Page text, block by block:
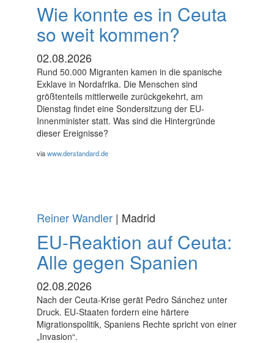
Wie konnte es in Ceuta
so weit kommen?
02.08.2026
Rund 50.000 Migranten kamen in die spanische
Exklave in Nordafrika. Die Menschen sind
größtenteils mittlerweile zurückgekehrt, am
Dienstag findet eine Sondersitzung der EU-
Innenminister statt. Was sind die Hintergründe
dieser Ereignisse?
viawww.derstandard.de
Reiner Wandler | Madrid
EU-Reaktion auf Ceuta:
Alle gegen Spanien
02.08.2026
Nach der Ceuta-Krise gerät Pedro Sánchez unter
Druck. EU-Staaten fordern eine härtere
Migrationspolitik, Spaniens Rechte spricht von einer
„Invasion“.